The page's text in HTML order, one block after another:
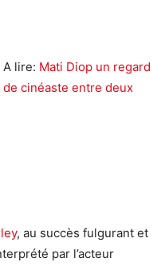
A lire: Mati Diop un regard
de cinéaste entre deux
, au succès fulgurant et
par l’acteur